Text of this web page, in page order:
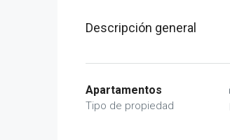
Descripción general
Apartamentos
Tipo de propiedad